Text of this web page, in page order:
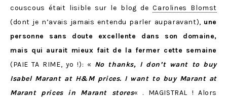
couscous était lisible sur le blog deCarolines Blomst
(dont je n’avais jamais entendu parler auparavant), une
personne sans doute excellente dans son domaine,
mais qui aurait mieux fait de la fermer cette semaine
(PAIE TA RIME, yo !): « No thanks, I don’t want to buy
Isabel Marant at H&M prices. I want to buy Marant at
Marant prices in Marant stores« . MAGISTRAL ! Alors